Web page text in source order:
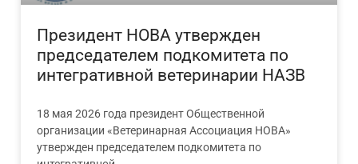
Президент НОВА утвержден
председателем подкомитета по
интегративной ветеринарии НАЗВ
18 мая 2026 года президент Общественной
организации «Ветеринарная Ассоциация НОВА»
утвержден председателем подкомитета по